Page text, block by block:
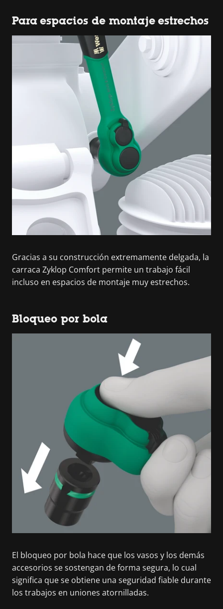
Para espacios de montaje estrechos
Gracias a su construcción extremamente delgada, la
carraca Zyklop Comfort permite un trabajo fácil
incluso en espacios de montaje muy estrechos.
Bloqueo por bola
El bloqueo por bola hace que los vasos y los demás
accesorios se sostengan de forma segura, lo cual
significa que se obtiene una seguridad fiable durante
los trabajos en uniones atornilladas.